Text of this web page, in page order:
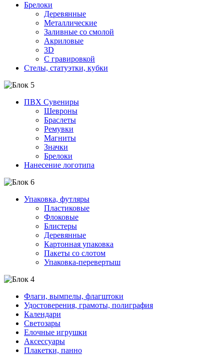
Брелоки
Деревянные
Металлические
Заливные со смолой
Акриловые
3D
C гравировкой
Стелы, статуэтки, кубки
ПВХ Сувениры
Шевроны
Браслеты
Ремувки
Магниты
Значки
Брелоки
Нанесение логотипа
Упаковка, футляры
Пластиковые
Флоковые
Блистеры
Деревянные
Картонная упаковка
Пакеты со слотом
Упаковка-перевертыш
Флаги, вымпелы, флагштоки
Удостоверения, грамоты, полиграфия
Календари
Светозары
Елочные игрушки
Аксессуары
Плакетки, панно